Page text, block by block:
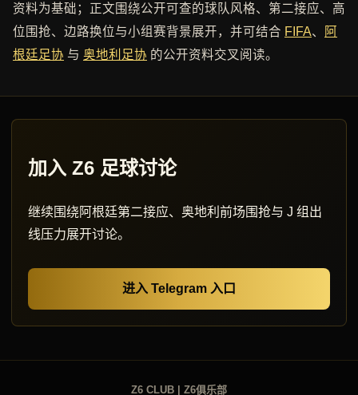
资料为基础；正文围绕公开可查的球队风格、第二接应、高
位围抢、边路换位与小组赛背景展开，并可结合 FIFA、
阿
根廷足协 与 奥地利足协 的公开资料交叉阅读。
加入 Z6 足球讨论
继续围绕阿根廷第二接应、奥地利前场围抢与 J 组出
线压力展开讨论。
进入 Telegram 入口
Z6 CLUB | Z6俱乐部